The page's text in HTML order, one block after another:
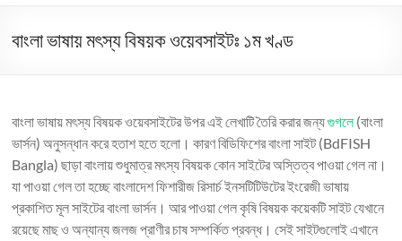
বাংলা ভাষায় মৎস্য বিষয়ক ওয়েবসাইটঃ ১ম খণ্ড
বাংলা ভাষায় মৎস্য বিষয়ক ওয়েবসাইটের উপর এই লেখাটি তৈরি করার জন্যগুগলে(বাংলা
ভার্সন) অনুসন্ধান করে হতাশ হতে হলো। কারণ বিডিফিশের বাংলা সাইট (BdFISH
Bangla) ছাড়া বাংলায় শুধুমাত্র মৎস্য বিষয়ক কোন সাইটের অস্তিত্ব পাওয়া গেল না।
যা পাওয়া গেল তা হচ্ছে বাংলাদেশ ফিশারীজ রিসার্চ ইনসটিটিউটের ইংরেজী ভাষায়
প্রকাশিত মূল সাইটের বাংলা ভার্সন। আর পাওয়া গেল কৃষি বিষয়ক কয়েকটি সাইট যেখানে
রয়েছে মাছ ও অন্যান্য জলজ প্রাণীর চাষ সম্পর্কিত প্রবন্ধ। সেই সাইটগুলোই এখানে